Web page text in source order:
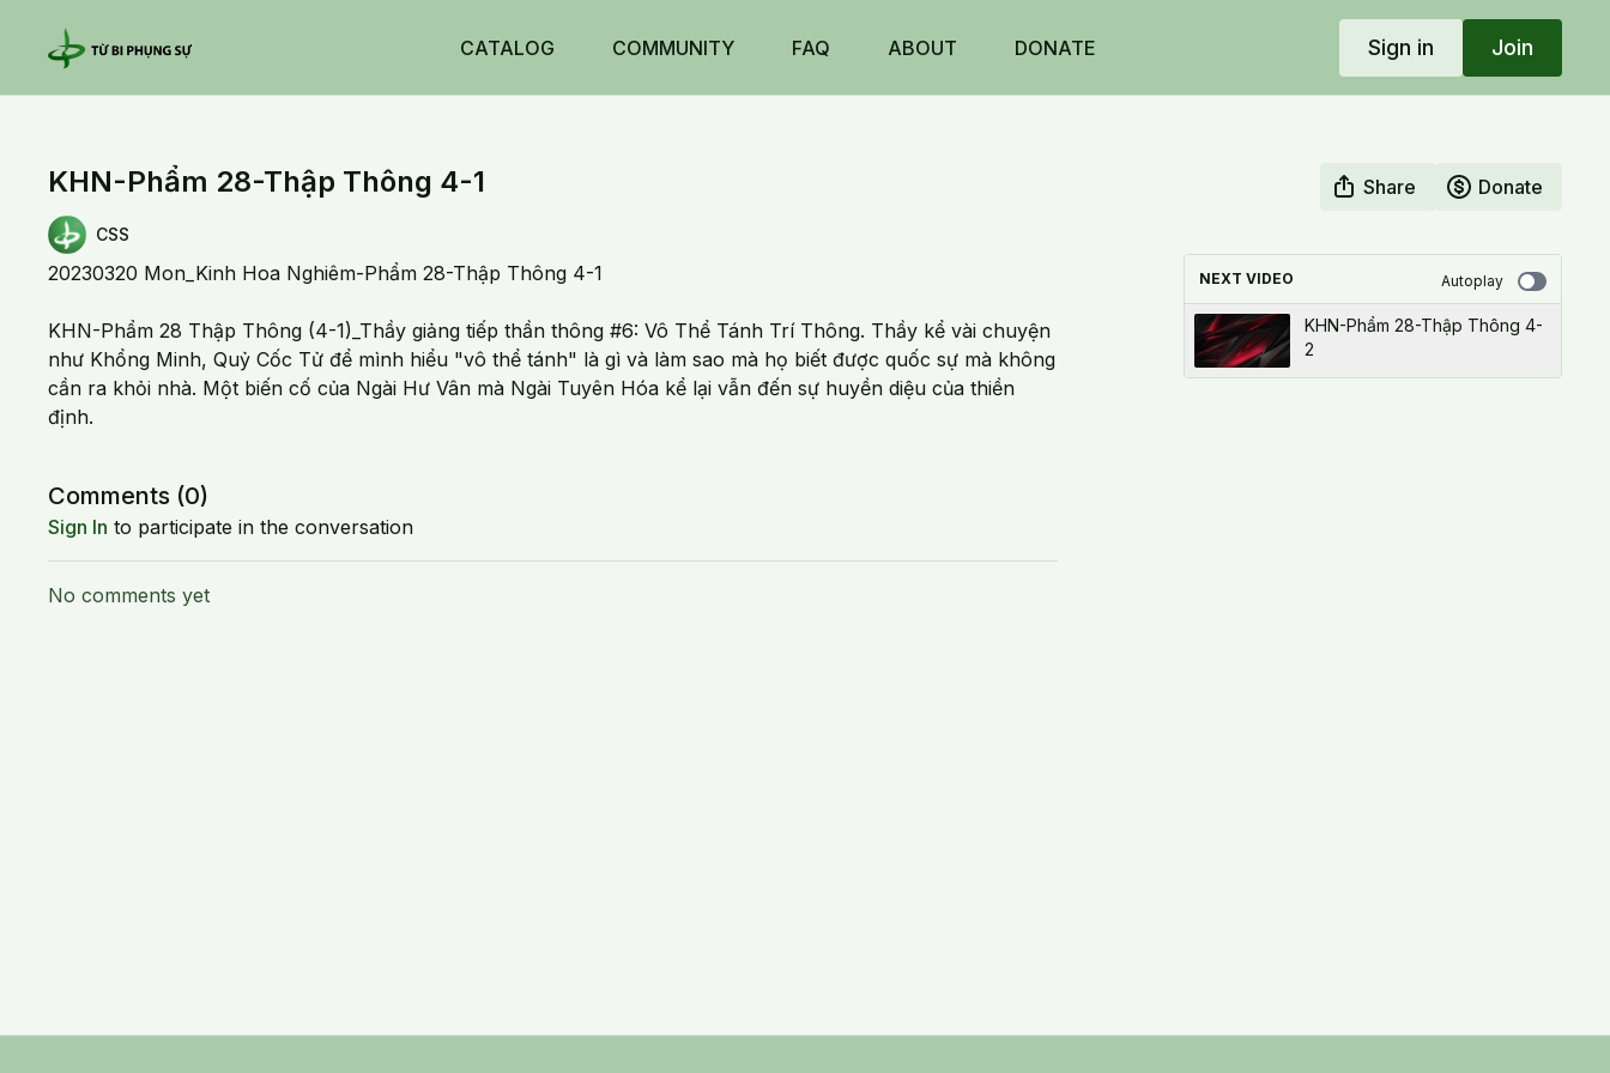
CATALOG COMMUNITY FAQ ABOUT DONATE Sign in Join
KHN-Phẩm 28-Thập Thông 4-1 Share Donate
CSS
20230320 Mon_Kinh Hoa Nghiêm-Phẩm 28-Thập Thông 4-1
KHN-Phẩm 28 Thập Thông (4-1)_Thầy giảng tiếp thần thông #6: Vô Thể Tánh Trí Thông. Thầy kể vài chuyện
như Khổng Minh, Quỷ Cốc Tử để mình hiểu "vô thể tánh" là gì và làm sao mà họ biết được quốc sự mà không
cần ra khỏi nhà. Một biến cố của Ngài Hư Vân mà Ngài Tuyên Hóa kể lại vẫn đến sự huyền diệu của thiền
định.
Comments (0)
Sign In to participate in the conversation
No comments yet
NEXT VIDEO Autoplay
KHN-Phẩm 28-Thập Thông 4-
2